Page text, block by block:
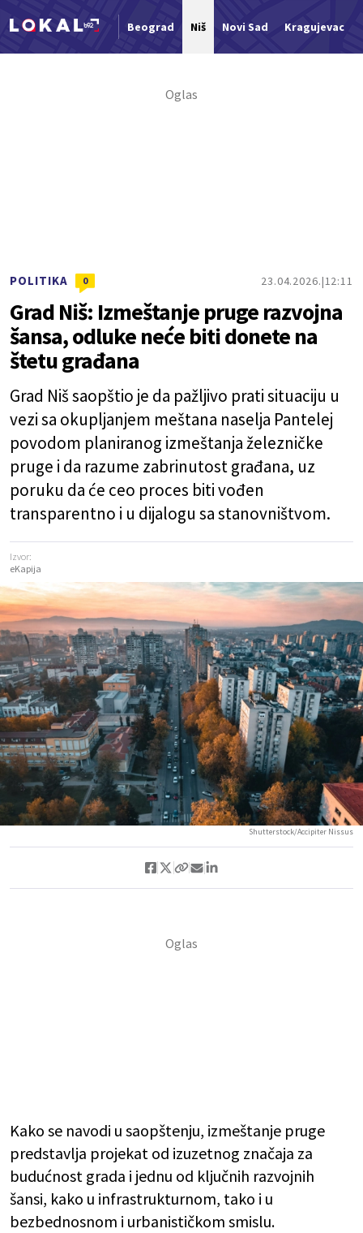
Beograd Niš Novi Sad Kragujevac
POLITIKA 0 23.04.2026. 12:11
Grad Niš: Izmeštanje pruge razvojna
šansa, odluke neće biti donete na
štetu građana
Grad Niš saopštio je da pažljivo prati situaciju u
vezi sa okupljanjem meštana naselja Pantelej
povodom planiranog izmeštanja železničke
pruge i da razume zabrinutost građana, uz
poruku da će ceo proces biti vođen
transparentno i u dijalogu sa stanovništvom.
Izvor:
eKapija
Shutterstock/Accipiter Nissus
Kako se navodi u saopštenju, izmeštanje pruge
predstavlja projekat od izuzetnog značaja za
budućnost grada i jednu od ključnih razvojnih
šansi, kako u infrastrukturnom, tako i u
bezbednosnom i urbanističkom smislu.